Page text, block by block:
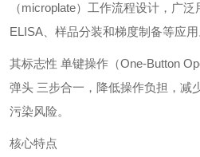
（microplate）工作流程设计，广泛
ELISA、样品分装和梯度制备等应用
其标志性 单键操作（One-Button
弹头 三步合一，降低操作负担，减
污染风险。
核心特点